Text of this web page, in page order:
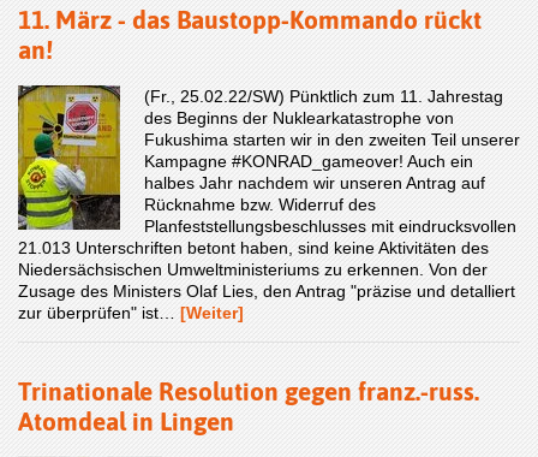
11. März - das Baustopp-Kommando rückt
an!
(Fr., 25.02.22/SW) Pünktlich zum 11. Jahrestag
des Beginns der Nuklearkatastrophe von
Fukushima starten wir in den zweiten Teil unserer
Kampagne #KONRAD_gameover! Auch ein
halbes Jahr nachdem wir unseren Antrag auf
Rücknahme bzw. Widerruf des
Planfeststellungsbeschlusses mit eindrucksvollen
21.013 Unterschriften betont haben, sind keine Aktivitäten des
Niedersächsischen Umweltministeriums zu erkennen. Von der
Zusage des Ministers Olaf Lies, den Antrag "präzise und detalliert
zur überprüfen" ist… [Weiter]
Trinationale Resolution gegen franz.-russ.
Atomdeal in Lingen